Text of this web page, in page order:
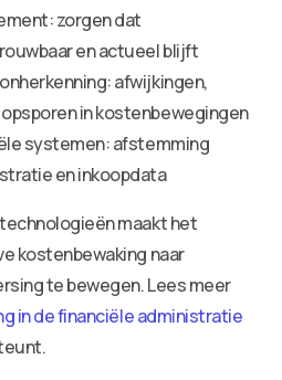
zorgen dat
en actueel blijft
afwijkingen,
in kostenbewegingen
systemen: afstemming
en inkoopdata
maakt het
kostenbewaking naar
te bewegen. Lees meer
in de financiële administratie